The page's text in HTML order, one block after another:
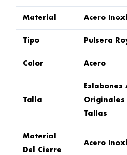
Material Acero
Tipo Pulsera
Color Acero
Talla
Eslabones
Originales
Tallas
Material
Del Cierre
Acero